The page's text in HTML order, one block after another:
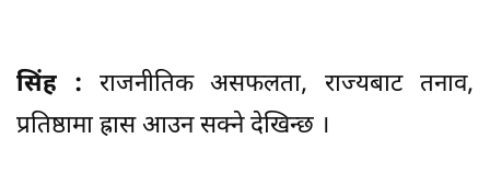
सिंह : राजनीतिक असफलता, राज्यबाट तनाव,
प्रतिष्ठामा ह्रास आउन सक्ने देखिन्छ ।